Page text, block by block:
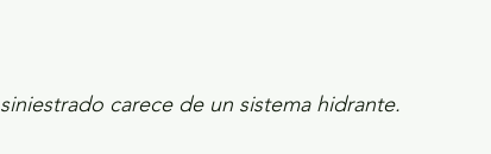
carece de un sistema hidrante.